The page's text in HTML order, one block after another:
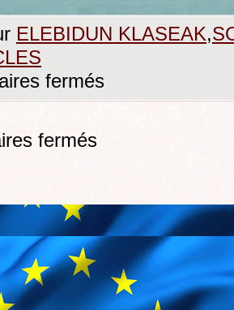
ELEBIDUN KLASEAK,
fermés
fermés